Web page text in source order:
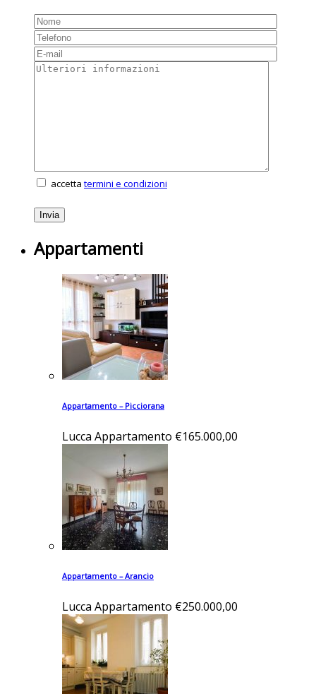
accetta termini e condizioni
Appartamenti
Appartamento – Picciorana
Lucca Appartamento €165.000,00
Appartamento – Arancio
Lucca Appartamento €250.000,00